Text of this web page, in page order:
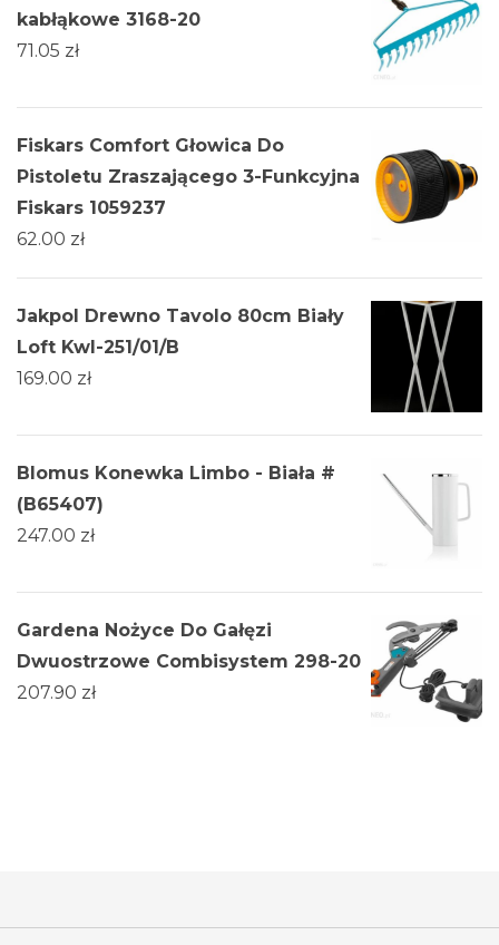
kabłąkowe 3168-20
71.05 zł
Fiskars Comfort Głowica Do
Pistoletu Zraszającego 3-Funkcyjna
Fiskars 1059237
62.00 zł
Jakpol Drewno Tavolo 80cm Biały
Loft Kwl-251/01/B
169.00 zł
Blomus Konewka Limbo - Biała #
(B65407)
247.00 zł
Gardena Nożyce Do Gałęzi
Dwuostrzowe Combisystem 298-20
207.90 zł